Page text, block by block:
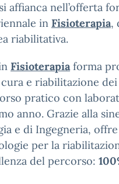
affianca nell’offerta
in Fisioterapia,
riabilitativa.
Fisioterapia forma
e riabilitazione
pratico con
anno. Grazie alla
e di Ingegneria,
per la
del percorso: